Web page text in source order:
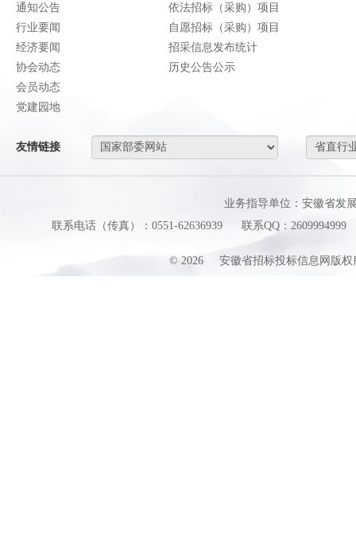
通知公告
行业要闻
经济要闻
协会动态
会员动态
党建园地
依法招标（采购）项目
自愿招标（采购）项目
招采信息发布统计
历史公告公示
友情链接
业务指导单位：安徽省发
联系电话（传真）：0551-62636939
联系QQ：2609994999
© 2026 安徽省招标投标信息网版